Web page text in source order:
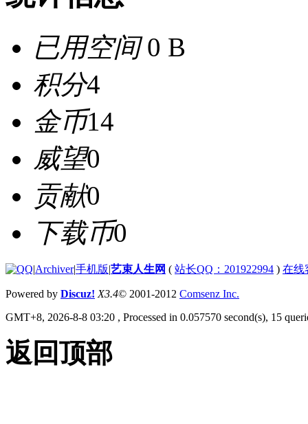
已用空间0 B
积分4
金币14
威望0
贡献0
下载币0
|Archiver|手机版|艺束人生网 ( 站长QQ：201922994 ) 在线
Powered by Discuz! X3.4© 2001-2012 Comsenz Inc.
GMT+8, 2026-8-8 03:20 , Processed in 0.057570 second(s), 15
返回顶部